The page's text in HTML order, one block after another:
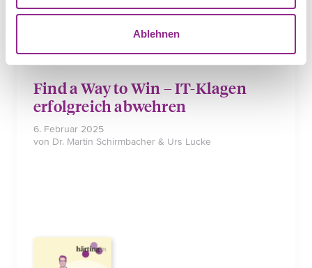
Ablehnen
Insights
Find a Way to Win – IT-Klagen
erfolgreich abwehren
6. Februar 2025
von Dr. Martin Schirmbacher & Urs Lucke